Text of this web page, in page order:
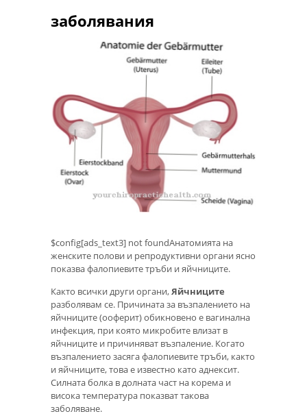
заболявания
$config[ads_text3] not foundАнатомията на
женските полови и репродуктивни органи ясно
показва фалопиевите тръби и яйчниците.
Както всички други органи,Яйчниците
разболявам се. Причината за възпалението на
яйчниците (ооферит) обикновено е вагинална
инфекция, при която микробите влизат в
яйчниците и причиняват възпаление. Когато
възпалението засяга фалопиевите тръби, както
и яйчниците, това е известно като аднексит.
Силната болка в долната част на корема и
висока температура показват такова
заболяване.